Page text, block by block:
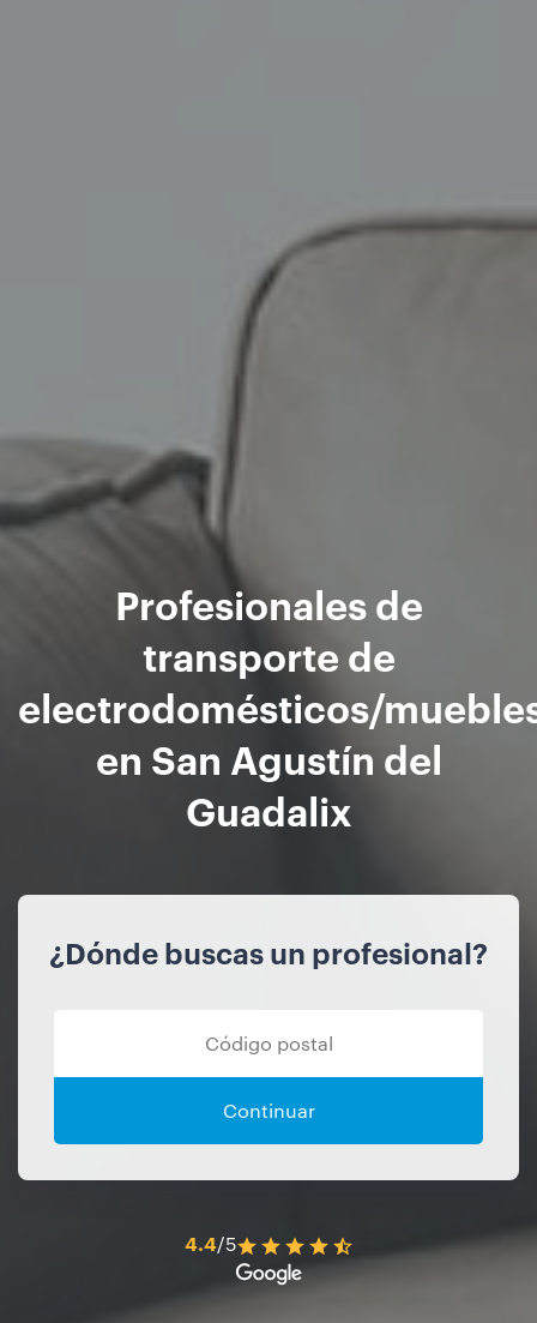
Profesionales de
transporte de
electrodomésticos/
en San Agustín del
Guadalix
¿Dónde buscas un profesional?
Continuar
4.4/5